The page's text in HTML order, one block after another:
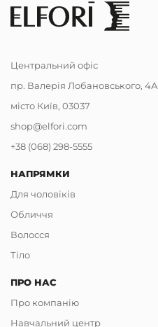
Центральний офіс
пр. Валерія Лобановського, 4А
місто Київ, 03037
shop@elfori.com
+38 (068) 298-5555
НАПРЯМКИ
Для чоловіків
Обличчя
Волосся
Тіло
ПРО НАС
Про компанію
Навчальний центр